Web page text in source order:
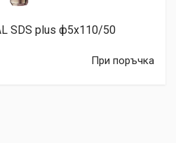
SDS plus ф5x110/50
При поръчка